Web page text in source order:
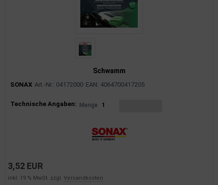
Schwamm
SONAX Art.-Nr.: 04172000 EAN: 4064700417205
Produktinformationen
Technische Angaben: Menge 1
3,52 EUR
inkl. 19 % MwSt. zzgl. Versandkosten